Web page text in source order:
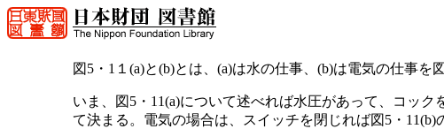
図5・1１(a)と(b)とは、(a)は水の仕事、(b)は電気の仕事を
いま、図5・11(a)について述べれば水圧があって、コッ
て決まる。電気の場合は、スイッチを閉じれば図5・